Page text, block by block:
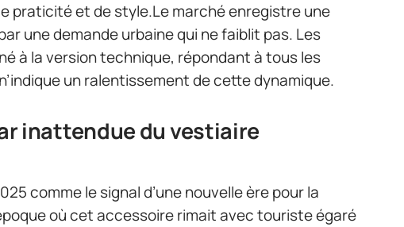
praticité et de style.Le marché enregistre une
une demande urbaine qui ne faiblit pas. Les
à la version technique, répondant à tous les
un ralentissement de cette dynamique.
inattendue du vestiaire
comme le signal d’une nouvelle ère pour la
où cet accessoire rimait avec touriste égaré